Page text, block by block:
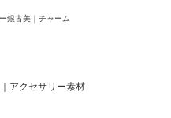
銀古美｜チャーム
アクセサリー素材